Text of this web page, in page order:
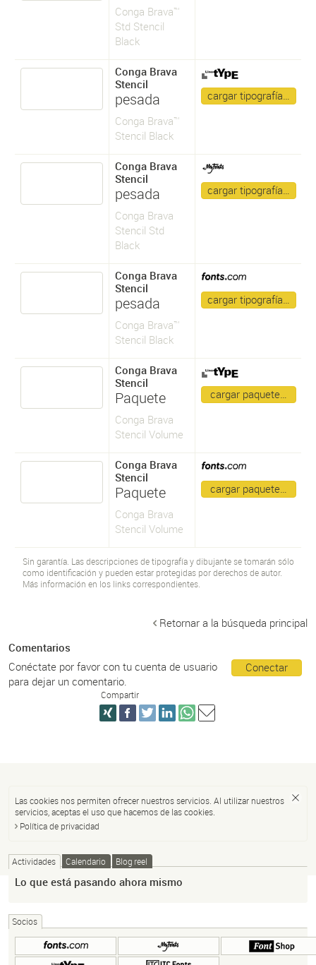
Conga Brava™
Std Stencil
Black
Conga Brava
Stencil
pesada
Conga Brava™
Stencil Black
cargar tipografía…
Conga Brava
Stencil
pesada
Conga Brava
Stencil Std
Black
cargar tipografía…
Conga Brava
Stencil
pesada
Conga Brava™
Stencil Black
cargar tipografía…
Conga Brava
Stencil
Paquete
Conga Brava
Stencil Volume
cargar paquete…
Conga Brava
Stencil
Paquete
Conga Brava
Stencil Volume
cargar paquete…
Sin garantía. Las descripciones de tipografía y dibujante se tomarán sólo
como identificación y pueden estar protegidas por derechos de autor.
Más información en los links correspondientes.
Retornar a la búsqueda principal
Comentarios
Conectar
Conéctate por favor con tu cuenta de usuario
para dejar un comentario.
Compartir
Las cookies nos permiten ofrecer nuestros servicios. Al utilizar nuestros
servicios, aceptas el uso que hacemos de las cookies.
Política de privacidad
Actividades Calendario Blog reel
Lo que está pasando ahora mismo
Socios